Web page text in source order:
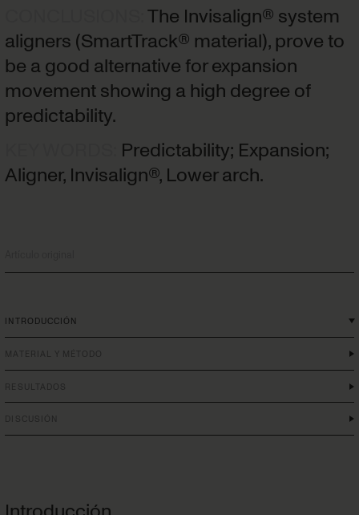
The Invisalign® system
aligners (SmartTrack® material), prove to
be a good alternative for expansion
movement showing a high degree of
predictability.
Predictability; Expansion;
INTRODUCCIÓN
MATERIAL Y MÉTODO
RESULTADOS
DISCUSIÓN
Introducción